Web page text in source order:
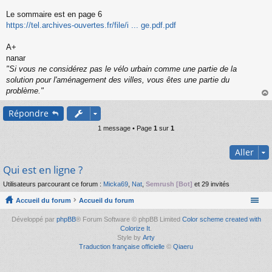
s
g
n
o
n
u
Le sommaire est en page 6
https://tel.archives-ouvertes.fr/file/i ... ge.pdf.pdf
A+
nanar
"Si vous ne considérez pas le vélo urbain comme une partie de la
solution pour l'aménagement des villes, vous êtes une partie du
problème."
au
Répondre
1 message • Page 1 sur 1
Aller
Qui est en ligne ?
Utilisateurs parcourant ce forum : Micka69 Nat Semrush [Bot] et 29 invités
Accueil du forum Accueil du forum
Développé par phpBB® Forum Software © phpBB Limited Color scheme created with
Colorize It
Style by Arty
Traduction française officielle © Qiaeru